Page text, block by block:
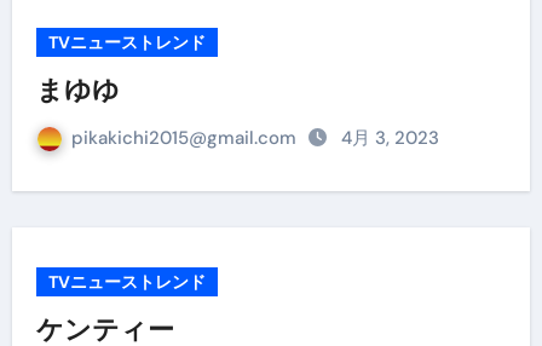
TVニューストレンド
まゆゆ
pikakichi2015@gmail.com 4月 3, 2023
TVニューストレンド
ケンティー